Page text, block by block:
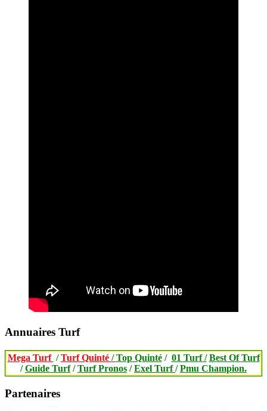
Annuaires Turf
Mega Turf /Turf Quinté /Top Quinté/ 01 Turf / Best Of Turf
/Guide Turf/Turf Pronos /Exel Turf/Pmu Champion.
Partenaires